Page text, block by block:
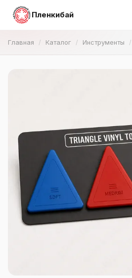
Пленкибай
Главная Каталог Инструменты